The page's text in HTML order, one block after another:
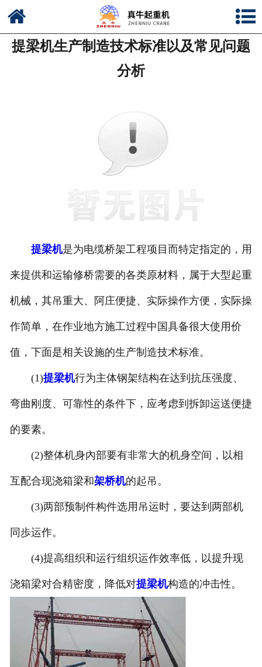
公司简介
提梁机生产制造技术标准以及常见问题
分析
提梁机是为电缆桥架工程项目而特定指定的，用
来提供和运输修桥需要的各类原材料，属于大型起重
机械，其吊重大、阿庄便捷、实际操作方便，实际操
作简单，在作业地方施工过程中国具备很大使用价
值，下面是相关设施的生产制造技术标准。
(1)提梁机行为主体钢架结构在达到抗压强度、
弯曲刚度、可靠性的条件下，应考虑到拆卸运送便捷
的要素。
(2)整体机身內部要有非常大的机身空间，以相
互配合现浇箱梁和架桥机的起吊。
(3)两部预制件构件选用吊运时，要达到两部机
同歩运作。
(4)提高组织和运行组织运作效率低，以提升现
浇箱梁对合精密度，降低对提梁机构造的冲击性。